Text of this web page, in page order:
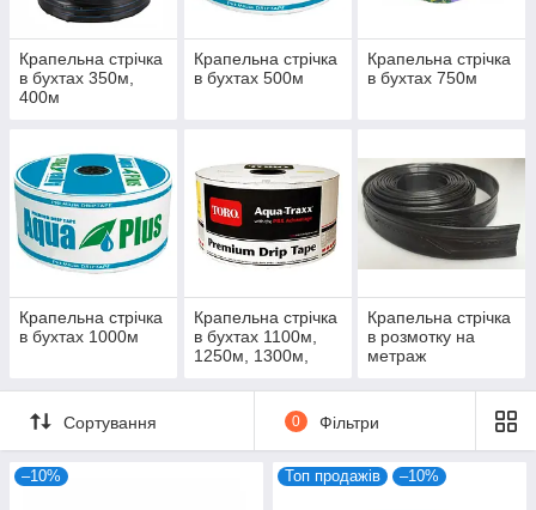
Крапельна стрічка
в бухтах 350м,
400м
Крапельна стрічка
в бухтах 500м
Крапельна стрічка
в бухтах 750м
Крапельна стрічка
в бухтах 1000м
Крапельна стрічка
в бухтах 1100м,
1250м, 1300м,
Крапельна стрічка
в розмотку на
метраж
Сортування 0 Фільтри
–10% Топ продажів –10%